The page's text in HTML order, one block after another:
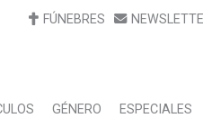
FÚNEBRES
GÉNERO ESPECIALES